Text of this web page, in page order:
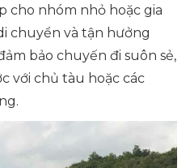
cho nhóm nhỏ hoặc gia
chuyển và tận hưởng
bảo chuyến đi suôn sẻ,
với chủ tàu hoặc các